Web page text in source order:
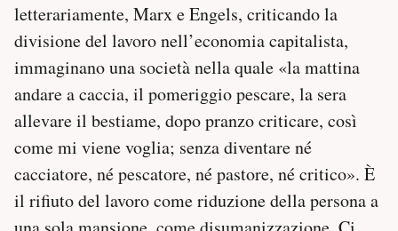
letterariamente, Marx e Engels, criticando la
divisione del lavoro nell’economia capitalista,
immaginano una società nella quale «la mattina
andare a caccia, il pomeriggio pescare, la sera
allevare il bestiame, dopo pranzo criticare, così
come mi viene voglia; senza diventare né
cacciatore, né pescatore, né pastore, né critico». È
il rifiuto del lavoro come riduzione della persona a